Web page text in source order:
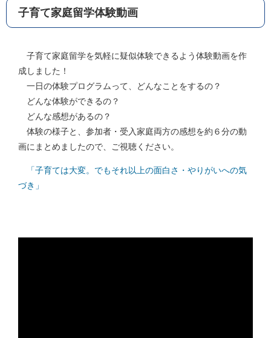
子育て家庭留学体験動画
子育て家庭留学を気軽に疑似体験できるよう体験動画を作
成しました！
一日の体験プログラムって、どんなことをするの？
どんな体験ができるの？
どんな感想があるの？
体験の様子と、参加者・受入家庭両方の感想を約６分の動
画にまとめましたので、ご視聴ください。
「子育ては大変。でもそれ以上の面白さ・やりがいへの気
づき」